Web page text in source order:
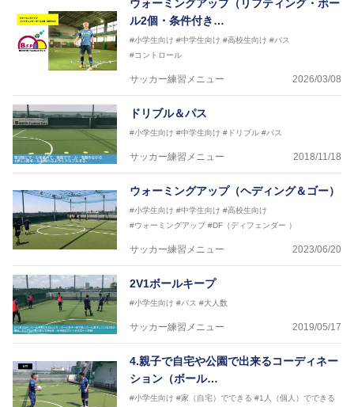
ASV ペスカドーラ町田 監督、FC VIGORE 監督
【資格】
日本サッカー協会公認B級ライセンス・日本サッカー
協会公認フットサルB級ライセンス
※全コーチボンフィンサッカースクール所属
ウォーミングアップ（リフティング・ボー
ル2個・条件付き…
#小学生向け #中学生向け #高校生向け #パス
#コントロール
サッカー練習メニュー 2026/03/08
ドリブル＆パス
#小学生向け #中学生向け #ドリブル #パス
サッカー練習メニュー 2018/11/18
ウォーミングアップ（ヘディング＆ゴー）
#小学生向け #中学生向け #高校生向け
#ウォーミングアップ #DF（ディフェンダー ）
サッカー練習メニュー 2023/06/20
2V1ボールキープ
#小学生向け #パス #大人数
サッカー練習メニュー 2019/05/17
4.親子で自宅や公園で出来るコーディネー
ション（ボール…
#小学生向け #家（自宅）でできる #1人（個人）でできる